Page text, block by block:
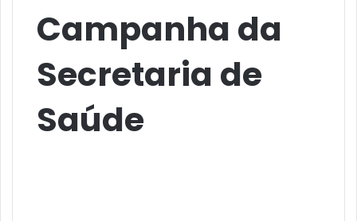
Campanha da
Secretaria de
Saúde